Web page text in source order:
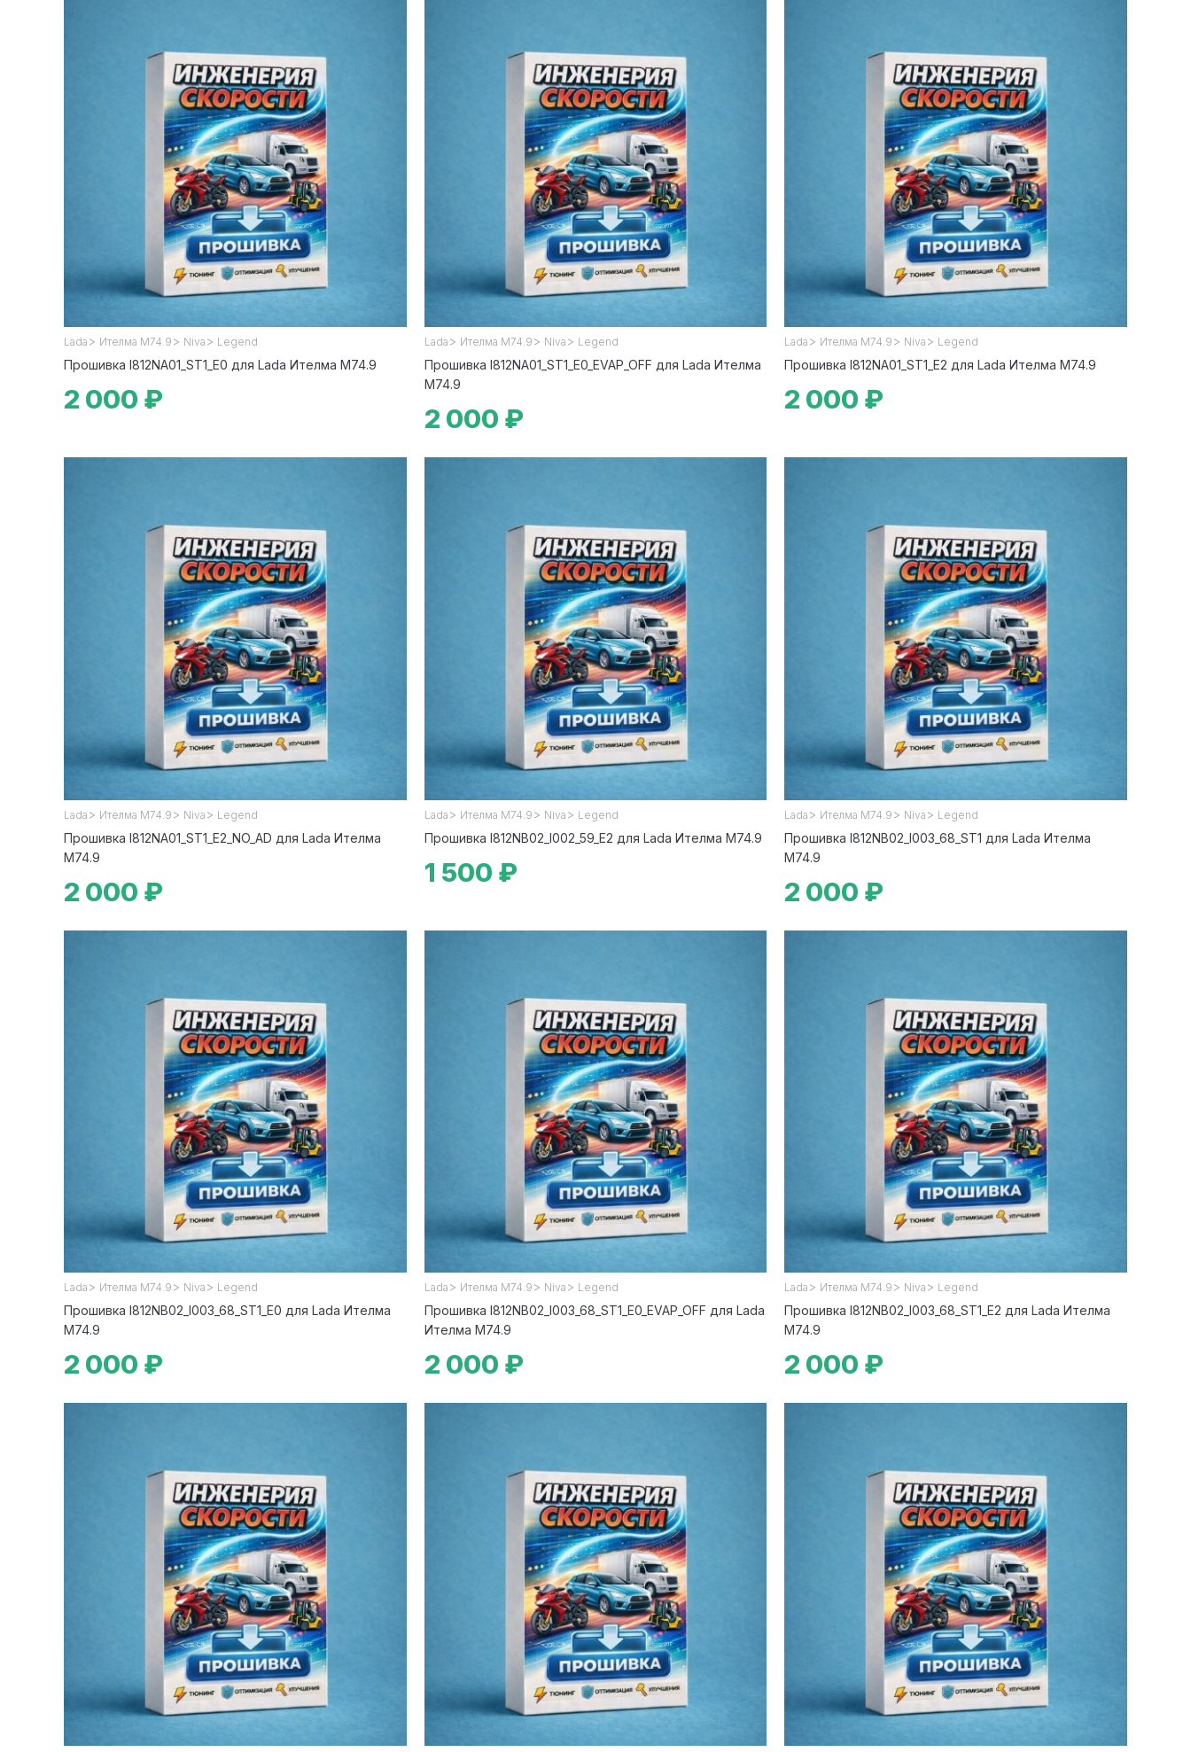
Lada > Ителма М74.9 > Niva > Legend
Прошивка I812NA01_ST1_E0 для Lada Ителма М74.9
2 000 ₽
Lada > Ителма М74.9 > Niva > Legend
Прошивка I812NA01_ST1_E0_EVAP_OFF для Lada Ителма
М74.9
2 000 ₽
Lada > Ителма М74.9 > Niva > Legend
Прошивка I812NA01_ST1_E2 для Lada Ителма М74.9
2 000 ₽
Lada > Ителма М74.9 > Niva > Legend
Прошивка I812NA01_ST1_E2_NO_AD для Lada Ителма
М74.9
2 000 ₽
Lada > Ителма М74.9 > Niva > Legend
Прошивка I812NB02_l002_59_E2 для Lada Ителма М74.9
1 500 ₽
Lada > Ителма М74.9 > Niva > Legend
Прошивка I812NB02_l003_68_ST1 для Lada Ителма
М74.9
2 000 ₽
Lada > Ителма М74.9 > Niva > Legend
Прошивка I812NB02_l003_68_ST1_E0 для Lada Ителма
М74.9
2 000 ₽
Lada > Ителма М74.9 > Niva > Legend
Прошивка I812NB02_l003_68_ST1_E0_EVAP_OFF для Lada
Ителма М74.9
2 000 ₽
Lada > Ителма М74.9 > Niva > Legend
Прошивка I812NB02_l003_68_ST1_E2 для Lada Ителма
М74.9
2 000 ₽